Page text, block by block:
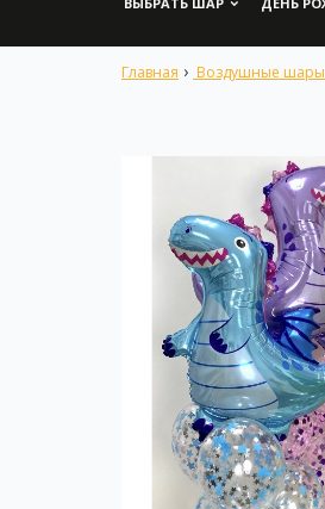
Главная Воздушные